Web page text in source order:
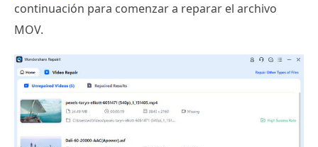
continuación para comenzar a reparar el archivo
MOV.